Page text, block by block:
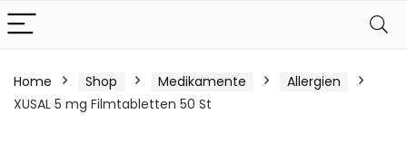
Home Shop Medikamente
Allergien
XUSAL 5 mg Filmtabletten 50 St